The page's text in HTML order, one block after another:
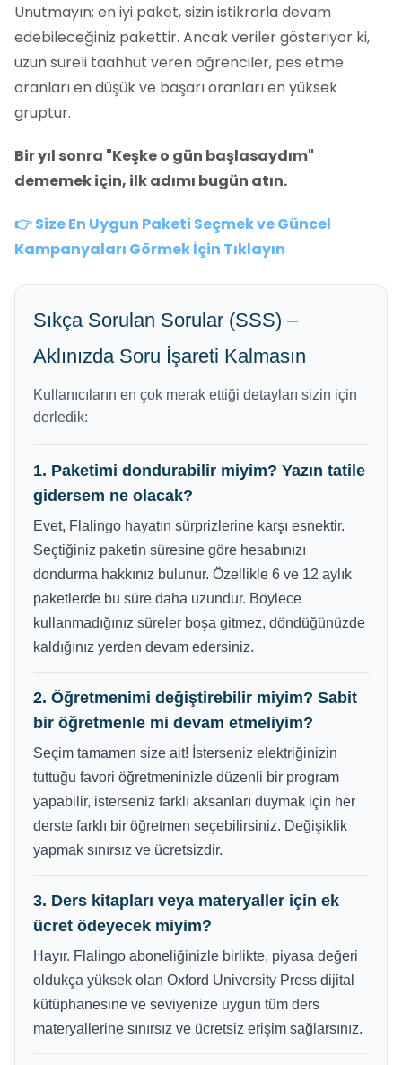
Unutmayın; en iyi paket, sizin istikrarla devam
edebileceğiniz pakettir. Ancak veriler gösteriyor ki,
uzun süreli taahhüt veren öğrenciler, pes etme
oranları en düşük ve başarı oranları en yüksek
gruptur.
Bir yıl sonra "Keşke o gün başlasaydım"
dememek için, ilk adımı bugün atın.
👉 Size En Uygun Paketi Seçmek ve Güncel
Kampanyaları Görmek İçin Tıklayın
Sıkça Sorulan Sorular (SSS) –
Aklınızda Soru İşareti Kalmasın
Kullanıcıların en çok merak ettiği detayları sizin için
derledik:
1. Paketimi dondurabilir miyim? Yazın tatile
gidersem ne olacak?
Evet, Flalingo hayatın sürprizlerine karşı esnektir.
Seçtiğiniz paketin süresine göre hesabınızı
dondurma hakkınız bulunur. Özellikle 6 ve 12 aylık
paketlerde bu süre daha uzundur. Böylece
kullanmadığınız süreler boşa gitmez, döndüğünüzde
kaldığınız yerden devam edersiniz.
2. Öğretmenimi değiştirebilir miyim? Sabit
bir öğretmenle mi devam etmeliyim?
Seçim tamamen size ait! İsterseniz elektriğinizin
tuttuğu favori öğretmeninizle düzenli bir program
yapabilir, isterseniz farklı aksanları duymak için her
derste farklı bir öğretmen seçebilirsiniz. Değişiklik
yapmak sınırsız ve ücretsizdir.
3. Ders kitapları veya materyaller için ek
ücret ödeyecek miyim?
Hayır. Flalingo aboneliğinizle birlikte, piyasa değeri
oldukça yüksek olan Oxford University Press dijital
kütüphanesine ve seviyenize uygun tüm ders
materyallerine sınırsız ve ücretsiz erişim sağlarsınız.